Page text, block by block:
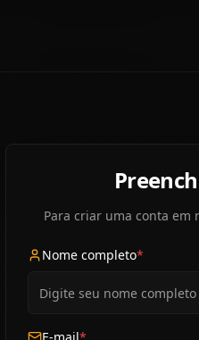
Para criar uma conta
Nome completo*